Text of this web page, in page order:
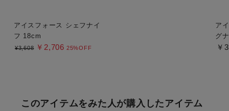
アイスフォース シェフナイ
フ 18cm
¥3,608 ￥2,706 25%OFF
ア
グ
￥
このアイテムをみた人が購入したアイテム